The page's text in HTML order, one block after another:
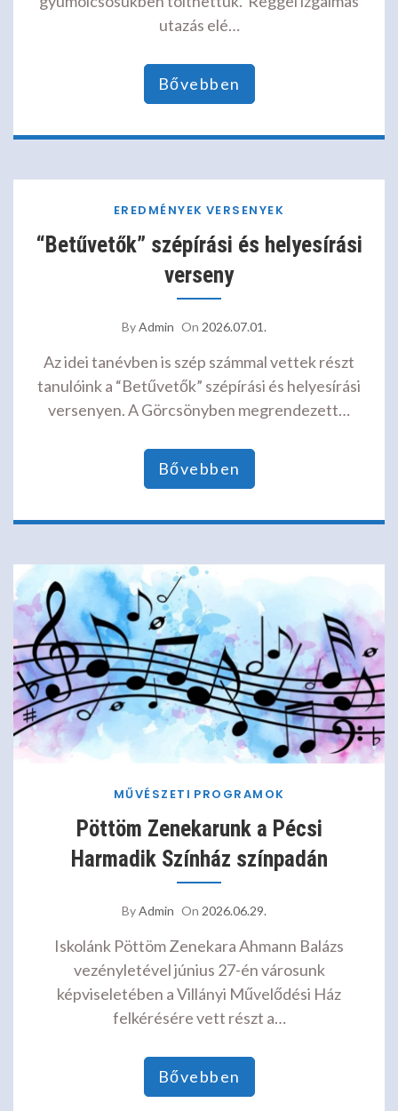
utazás elé…
Bővebben
EREDMÉNYEK VERSENYEK
“Betűvetők” szépírási és helyesírási
verseny
ByAdmin On 2026.07.01.
Az idei tanévben is szép számmal vettek részt
tanulóink a “Betűvetők” szépírási és helyesírási
versenyen. A Görcsönyben megrendezett…
Bővebben
MŰVÉSZETI PROGRAMOK
Pöttöm Zenekarunk a Pécsi
Harmadik Színház színpadán
ByAdmin On 2026.06.29.
Iskolánk Pöttöm Zenekara Ahmann Balázs
vezényletével június 27-én városunk
képviseletében a Villányi Művelődési Ház
felkérésére vett részt a…
Bővebben